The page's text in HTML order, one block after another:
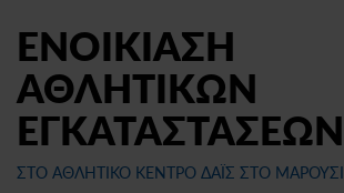
ΕΝΟΙΚΙΑΣΗ
ΑΘΛΗΤΙΚΩΝ
ΕΓΚΑΤΑΣΤΑΣΕΩΝ
ΣΤΟ ΑΘΛΗΤΙΚΟ ΚΕΝΤΡΟ ΔΑΪΣ ΣΤΟ ΜΑΡΟΥΣΙ